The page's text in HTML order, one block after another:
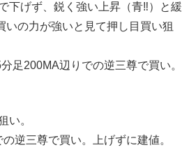
下げず、鋭く強い上昇（青‼︎）と緩
いの力が強いと見て押し目買い狙
足200MA辺りでの逆三尊で買い。
い。
逆三尊で買い。上げずに建値。